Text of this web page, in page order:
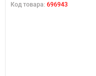
Код товара: 696943